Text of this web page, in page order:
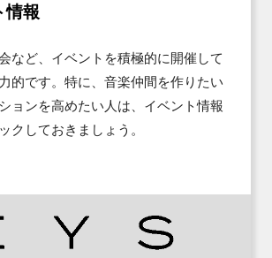
情報
など、イベントを積極的に開催して
的です。特に、音楽仲間を作りたい
ョンを高めたい人は、イベント情報
クしておきましょう。